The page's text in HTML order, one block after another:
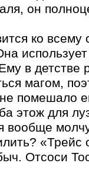
он
ко всему
в детстве
магом,
помешало
этож для
вообще
Отсоси